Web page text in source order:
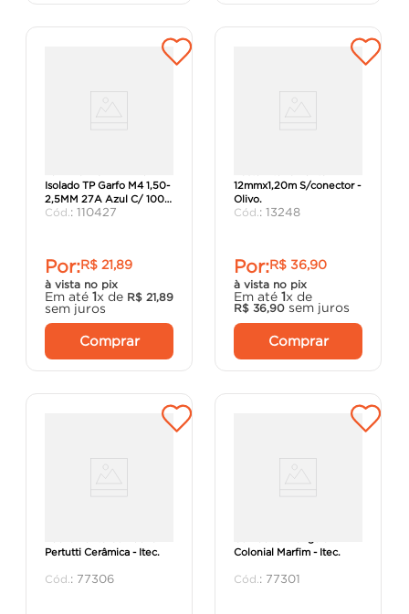
Isolado TP Garfo M4 1,50-
2,5MM 27A Azul C/ 100
Unidades - Decorlux.
: 110427
Por:R$ 21,89
à vista no pix
Em até 1x de R$ 21,89
sem juros
Comprar
12mmx1,20m S/conector -
Olivo.
: 13248
Por:R$ 36,90
à vista no pix
Em até 1x de
R$ 36,90 sem juros
Comprar
Pertutti Cerâmica - Itec.
: 77306
Colonial Marfim - Itec.
: 77301